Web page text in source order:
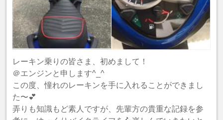
レーキン乗りの皆さま、初めまして！
＠エンジンと申します^_^
この度、憧れのレーキンを手に入れることができまし
た〜💕
弄りも知識もど素人ですが、先輩方の貴重な記録を参